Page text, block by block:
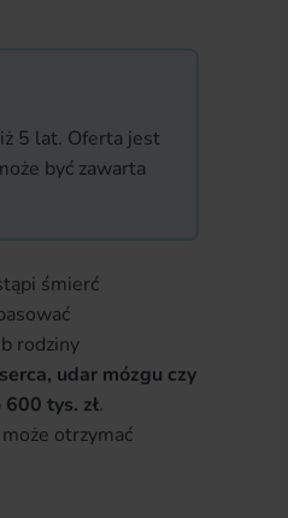
5 lat. Oferta jest
być zawarta
śmierć
rodziny
udar mózgu czy
tys. zł.
otrzymać